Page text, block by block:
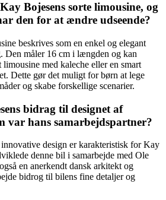
Bojesens sorte limousine, og
den for at ændre udseende?
beskrives som en enkel og elegant
Den måler 16 cm i længden og kan
med kaleche eller en smart
Dette gør det muligt for børn at lege
og skabe forskellige scenarier.
bidrag til designet af
var hans samarbejdspartner?
design er karakteristisk for Kay
denne bil i samarbejde med Ole
en anerkendt dansk arkitekt og
bidrog til bilens fine detaljer og